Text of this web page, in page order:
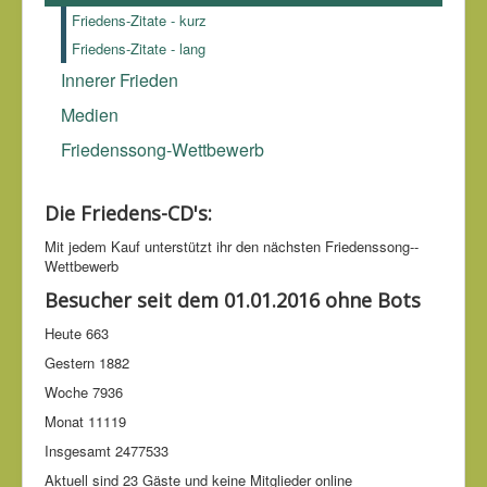
von Kriegsbeute trotzende Stadt wird einst selbst
verwüstet werden.
Joseph Joubert (1754-1824)
Versuche und Maximen
Friedens-Zitate - kurz
Friedens-Zitate - lang
Innerer Frieden
Medien
Friedenssong-Wettbewerb
Die Friedens-CD's:
Mit jedem Kauf unter­stützt ihr den nächsten Friedens­song-­
Wettbe­werb
Besucher seit dem 01.01.2016 ohne Bots
Heute 663
Gestern 1882
Woche 7936
Monat 11119
Insgesamt 2477533
Aktuell sind 23 Gäste und keine Mitglieder online